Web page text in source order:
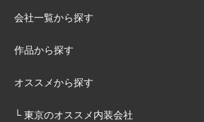
会社一覧から探す
作品から探す
オススメから探す
└ 東京のオススメ内装会社